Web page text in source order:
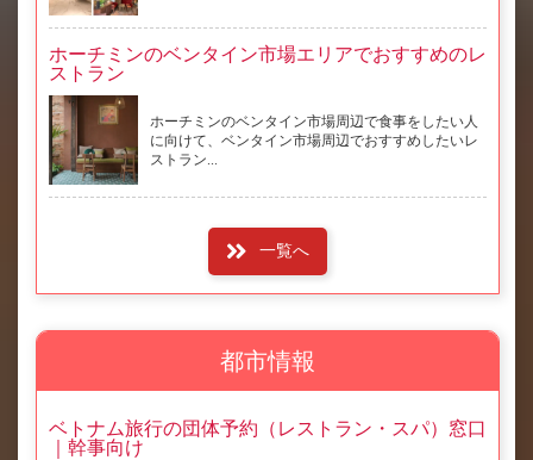
ホーチミンのベンタイン市場エリアでおすすめのレ
ストラン
ホーチミンのベンタイン市場周辺で食事をしたい人
に向けて、ベンタイン市場周辺でおすすめしたいレ
ストラン...
一覧へ
都市情報
ベトナム旅行の団体予約（レストラン・スパ）窓口
｜幹事向け